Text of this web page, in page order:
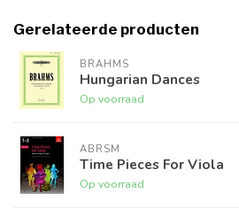
Gerelateerde producten
BRAHMS
Hungarian Dances
Op voorraad
ABRSM
Time Pieces For Viola
Op voorraad